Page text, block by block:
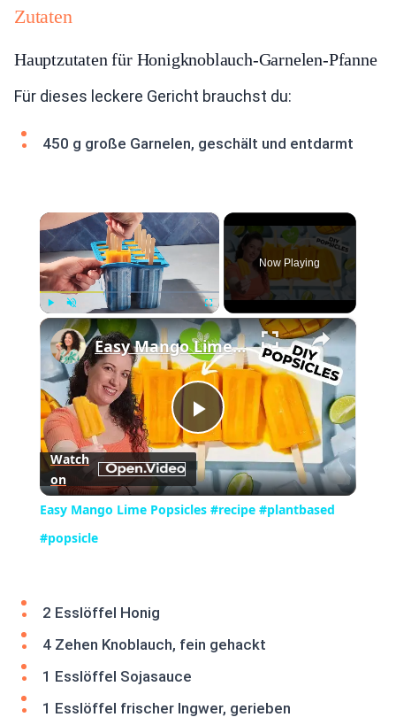
Zutaten
Hauptzutaten für Honigknoblauch-Garnelen-Pfanne
Für dieses leckere Gericht brauchst du:
450 g große Garnelen, geschält und entdarmt
×
Unmute Fullscreen
Now Playing
×
Play
Video
Easy Mango Lime Popsicles #recipe #plantbased #popsicle
Watch
on
Easy Mango Lime Popsicles #recipe #plantbased
#popsicle
2 Esslöffel Honig
4 Zehen Knoblauch, fein gehackt
1 Esslöffel Sojasauce
1 Esslöffel frischer Ingwer, gerieben